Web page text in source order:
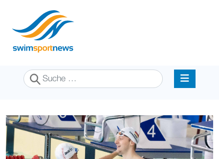
Suchen